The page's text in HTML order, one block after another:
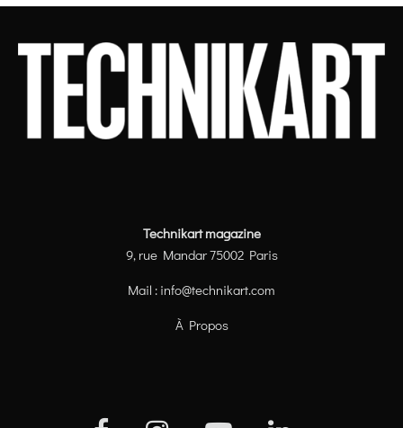
Technikart magazine
9, rue Mandar 75002 Paris
Mail : info@technikart.com
À Propos